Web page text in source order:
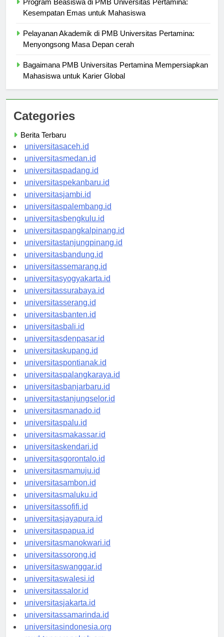
Program Beasiswa di PMB Universitas Pertamina:
Pelayanan Akademik di PMB Universitas Pertamina:
Bagaimana PMB Universitas Pertamina Mempersiapkan
Categories
Berita Terbaru
universitasaceh.id
universitasmedan.id
universitaspadang.id
universitaspekanbaru.id
universitasjambi.id
universitaspalembang.id
universitasbengkulu.id
universitaspangkalpinang.id
universitastanjungpinang.id
universitasbandung.id
universitassemarang.id
universitasyogyakarta.id
universitassurabaya.id
universitasserang.id
universitasbanten.id
universitasbali.id
universitasdenpasar.id
universitaskupang.id
universitaspontianak.id
universitaspalangkaraya.id
universitasbanjarbaru.id
universitastanjungselor.id
universitasmanado.id
universitaspalu.id
universitasmakassar.id
universitaskendari.id
universitasgorontalo.id
universitasmamuju.id
universitasambon.id
universitasmaluku.id
universitassofifi.id
universitasjayapura.id
universitaspapua.id
universitasmanokwari.id
universitassorong.id
universitaswanggar.id
universitaswalesi.id
universitassalor.id
universitasjakarta.id
universitassamarinda.id